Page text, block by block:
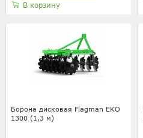
В корзину
Борона дисковая Flagman EKO
1300 (1,3 м)